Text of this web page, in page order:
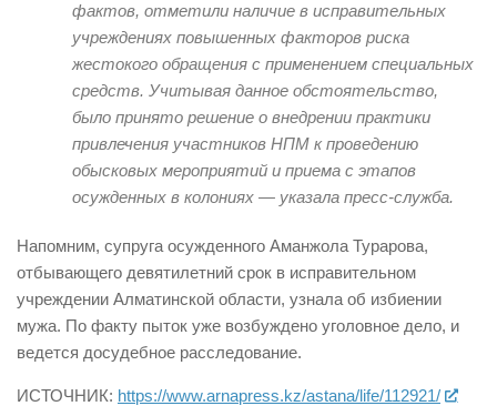
фактов, отметили наличие в исправительных
учреждениях повышенных факторов риска
жестокого обращения с применением специальных
средств. Учитывая данное обстоятельство,
было принято решение о внедрении практики
привлечения участников НПМ к проведению
обысковых мероприятий и приема с этапов
осужденных в колониях — указала пресс-служба.
Напомним, супруга осужденного Аманжола Турарова,
отбывающего девятилетний срок в исправительном
учреждении Алматинской области, узнала об избиении
мужа. По факту пыток уже возбуждено уголовное дело, и
ведется досудебное расследование.
ИСТОЧНИК: https://www.arnapress.kz/astana/life/112921/